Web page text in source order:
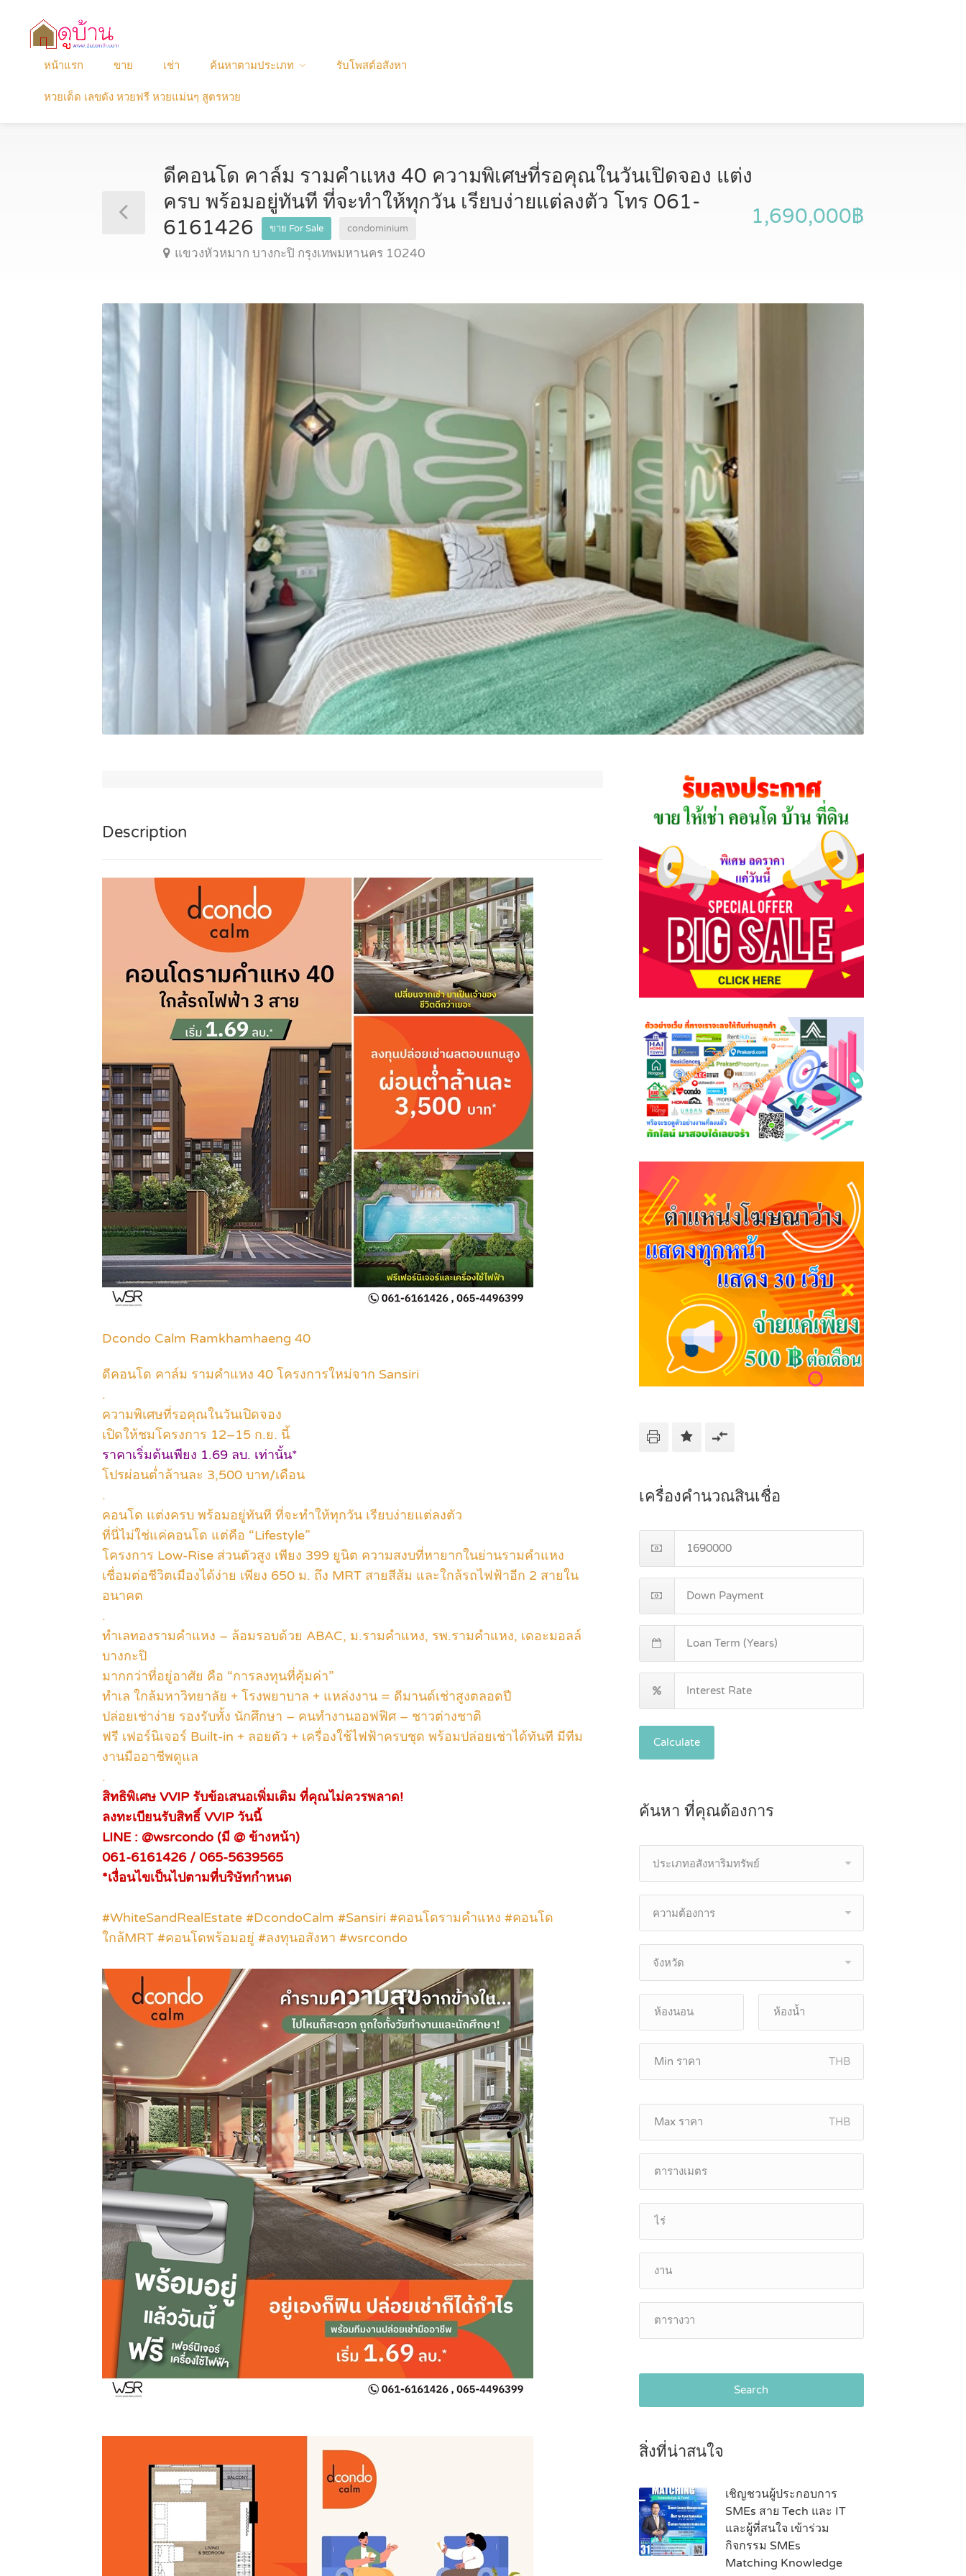
หน้าแรก ขาย เช่า ค้นหาตามประเภท รับโพสต์อสังหา
หวยเด็ด เลขดัง หวยฟรี หวยแม่นๆ สูตรหวย
ดีคอนโด คาล์ม รามคำแหง 40 ความพิเศษที่รอคุณในวันเปิดจอง แต่ง
ครบ พร้อมอยู่ทันที ที่จะทำให้ทุกวัน เรียบง่ายแต่ลงตัว โทร 061-
6161426
ขาย For Sale condominium
แขวงหัวหมาก บางกะปิ กรุงเทพมหานคร 10240
1,690,000฿
Description
Dcondo Calm Ramkhamhaeng 40
ดีคอนโด คาล์ม รามคำแหง 40 โครงการใหม่จาก Sansiri
.
ความพิเศษที่รอคุณในวันเปิดจอง
เปิดให้ชมโครงการ 12–15 ก.ย. นี้
ราคาเริ่มต้นเพียง 1.69 ลบ. เท่านั้น*
โปรผ่อนต่ำล้านละ 3,500 บาท/เดือน
.
คอนโด แต่งครบ พร้อมอยู่ทันที ที่จะทำให้ทุกวัน เรียบง่ายแต่ลงตัว
ที่นี่ไม่ใช่แค่คอนโด แต่คือ “Lifestyle”
โครงการ Low-Rise ส่วนตัวสูง เพียง 399 ยูนิต ความสงบที่หายากในย่านรามคำแหง
เชื่อมต่อชีวิตเมืองได้ง่าย เพียง 650 ม. ถึง MRT สายสีส้ม และใกล้รถไฟฟ้าอีก 2 สายใน
อนาคต
.
ทำเลทองรามคำแหง – ล้อมรอบด้วย ABAC, ม.รามคำแหง, รพ.รามคำแหง, เดอะมอลล์
บางกะปิ
มากกว่าที่อยู่อาศัย คือ “การลงทุนที่คุ้มค่า”
ทำเล ใกล้มหาวิทยาลัย + โรงพยาบาล + แหล่งงาน = ดีมานด์เช่าสูงตลอดปี
ปล่อยเช่าง่าย รองรับทั้ง นักศึกษา – คนทำงานออฟฟิศ – ชาวต่างชาติ
ฟรี เฟอร์นิเจอร์ Built-in + ลอยตัว + เครื่องใช้ไฟฟ้าครบชุด พร้อมปล่อยเช่าได้ทันที มีทีม
งานมืออาชีพดูแล
.
สิทธิพิเศษ VVIP รับข้อเสนอเพิ่มเติม ที่คุณไม่ควรพลาด!
ลงทะเบียนรับสิทธิ์ VVIP วันนี้
LINE : @wsrcondo (มี @ ข้างหน้า)
061-6161426 / 065-5639565
*เงื่อนไขเป็นไปตามที่บริษัทกำหนด
#WhiteSandRealEstate #DcondoCalm #Sansiri #คอนโดรามคำแหง #คอนโด
ใกล้MRT #คอนโดพร้อมอยู่ #ลงทุนอสังหา #wsrcondo
เครื่องคำนวณสินเชื่อ
Calculate
ค้นหา ที่คุณต้องการ
ประเภทอสังหาริมทรัพย์
ความต้องการ
จังหวัด
THB
THB
Search
สิ่งที่น่าสนใจ
เชิญชวนผู้ประกอบการ
SMEs สาย Tech และ IT
และผู้ที่สนใจ เข้าร่วม
กิจกรรม SMEs
Matching Knowledge